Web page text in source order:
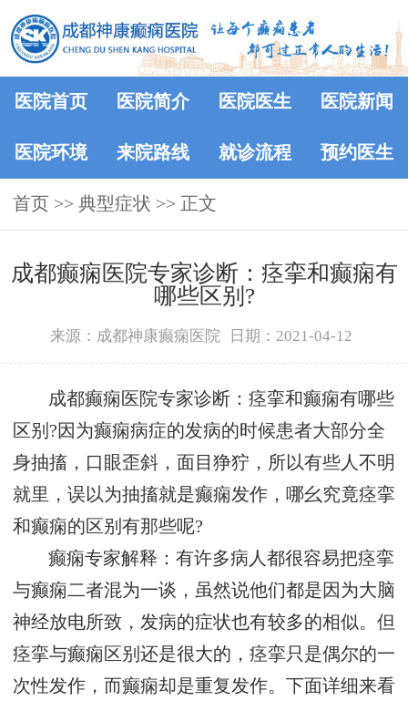
医院首页 医院简介 医院医生 医院新闻
医院环境 来院路线 就诊流程 预约医生
首页 >> 典型症状 >> 正文
成都癫痫医院专家诊断：痉挛和癫痫有
哪些区别?
来源：成都神康癫痫医院 日期：2021-04-12
成都癫痫医院专家诊断：痉挛和癫痫有哪些
区别?因为癫痫病症的发病的时候患者大部分全
身抽搐，口眼歪斜，面目狰狞，所以有些人不明
就里，误以为抽搐就是癫痫发作，哪幺究竟痉挛
和癫痫的区别有那些呢?
癫痫专家解释：有许多病人都很容易把痉挛
与癫痫二者混为一谈，虽然说他们都是因为大脑
神经放电所致，发病的症状也有较多的相似。但
痉挛与癫痫区别还是很大的，痉挛只是偶尔的一
次性发作，而癫痫却是重复发作。下面详细来看